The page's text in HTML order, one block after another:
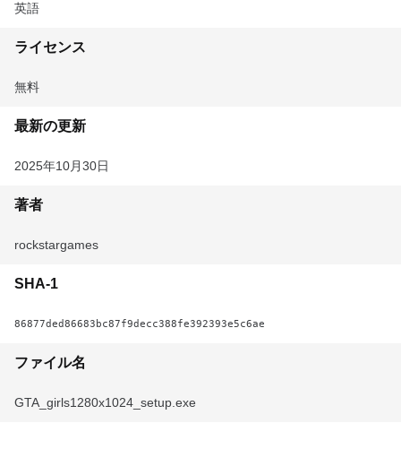
英語
ライセンス
無料
最新の更新
2025年10月30日
著者
rockstargames
SHA-1
86877ded86683bc87f9decc388fe392393e5c6ae
ファイル名
GTA_girls1280x1024_setup.exe